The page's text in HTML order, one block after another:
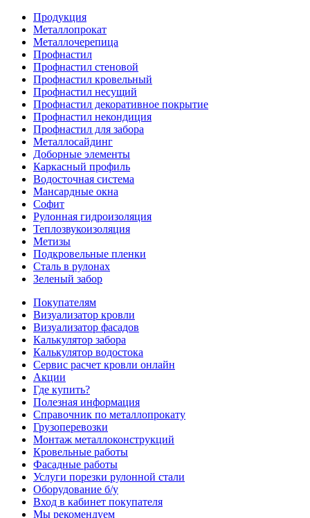
Продукция
Металлопрокат
Металлочерепица
Профнастил
Профнастил стеновой
Профнастил кровельный
Профнастил несущий
Профнастил декоративное покрытие
Профнастил некондиция
Профнастил для забора
Металлосайдинг
Доборные элементы
Каркасный профиль
Водосточная система
Мансардные окна
Софит
Рулонная гидроизоляция
Теплозвукоизоляция
Метизы
Подкровельные пленки
Сталь в рулонах
Зеленый забор
Покупателям
Визуализатор кровли
Визуализатор фасадов
Калькулятор забора
Калькулятор водостока
Сервис расчет кровли онлайн
Акции
Где купить?
Полезная информация
Справочник по металлопрокату
Грузоперевозки
Монтаж металлоконструкций
Кровельные работы
Фасадные работы
Услуги порезки рулонной стали
Оборудование б/у
Вход в кабинет покупателя
Мы рекомендуем